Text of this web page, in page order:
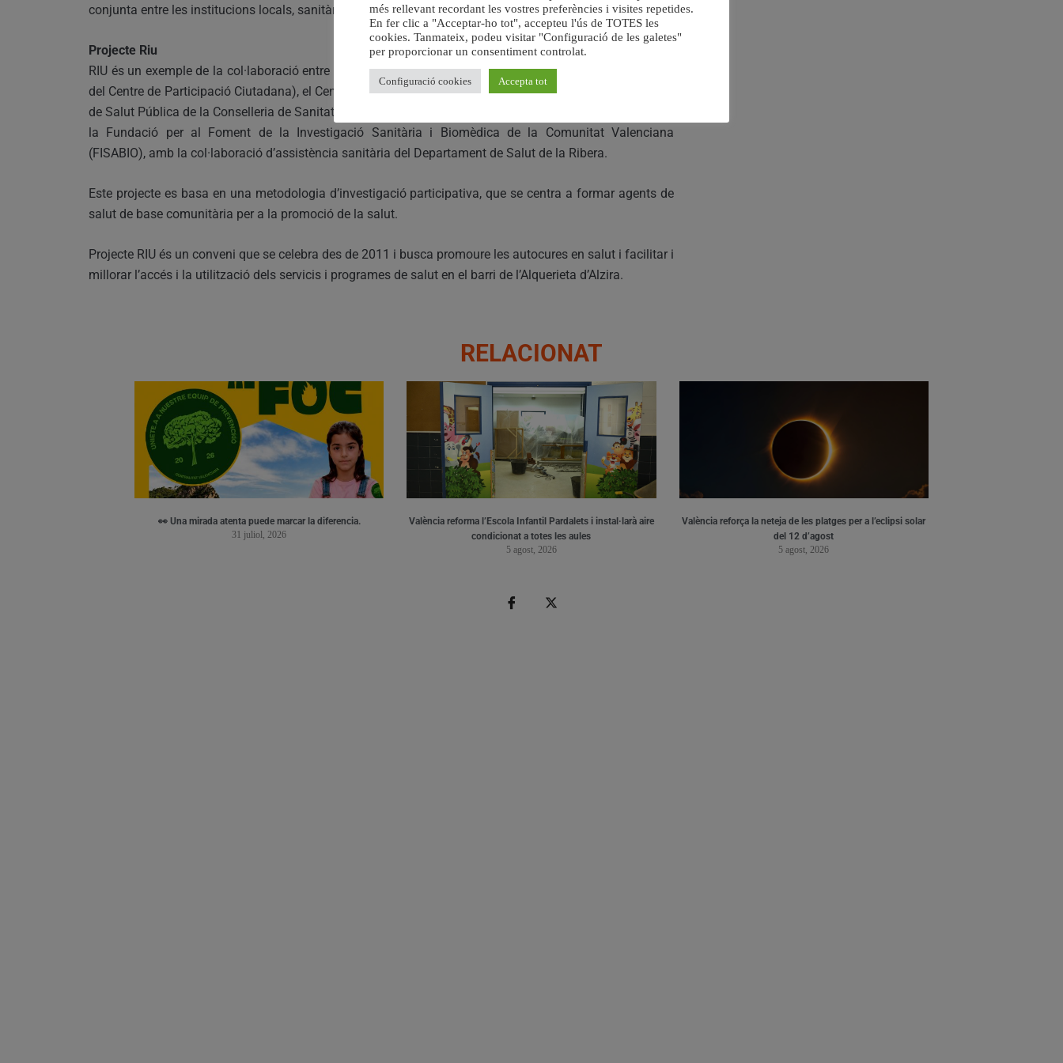
conjunta entre les institucions locals, sanitàries i els propis agents de salut”
Projecte Riu
RIU és un exemple de la col·laboració entre diferents entitats, impulsat per l’Ajuntament d’Alzira (a través
del Centre de Participació Ciutadana), el Centre de Salut Pública d’Alzira (pertanyent a la Direcció General
de Salut Pública de la Conselleria de Sanitat Universal i Salut Pública) i l’Àrea de Desigualtats en Salut de
la Fundació per al Foment de la Investigació Sanitària i Biomèdica de la Comunitat Valenciana
(FISABIO), amb la col·laboració d’assistència sanitària del Departament de Salut de la Ribera.
Este projecte es basa en una metodologia d’investigació participativa, que se centra a formar agents de
salut de base comunitària per a la promoció de la salut.
Projecte RIU és un conveni que se celebra des de 2011 i busca promoure les autocures en salut i facilitar i
millorar l’accés i la utilització dels servicis i programes de salut en el barri de l’Alquerieta d’Alzira.
RELACIONAT
👀 Una mirada atenta puede marcar la diferencia.
31 juliol, 2026
València reforma l’Escola Infantil Pardalets i instal·larà aire
condicionat a totes les aules
5 agost, 2026
València reforça la neteja de les platges per a l’eclipsi solar
del 12 d’agost
5 agost, 2026
més rellevant recordant les vostres preferències i visites repetides.
En fer clic a "Acceptar-ho tot", accepteu l'ús de TOTES les
cookies. Tanmateix, podeu visitar "Configuració de les galetes"
per proporcionar un consentiment controlat.
Configuració cookies Accepta tot